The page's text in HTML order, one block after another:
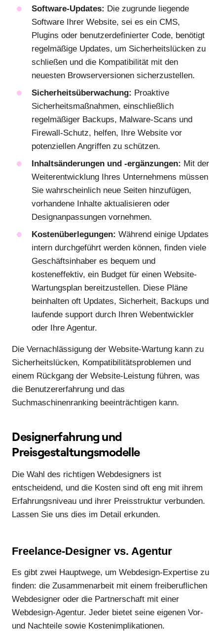
Software-Updates: Die zugrunde liegende
Software Ihrer Website, sei es ein CMS,
Plugins oder benutzerdefinierter Code, benötigt
regelmäßige Updates, um Sicherheitslücken zu
schließen und die Kompatibilität mit den
neuesten Browserversionen sicherzustellen.
Sicherheitsüberwachung: Proaktive
Sicherheitsmaßnahmen, einschließlich
regelmäßiger Backups, Malware-Scans und
Firewall-Schutz, helfen, Ihre Website vor
potenziellen Angriffen zu schützen.
Inhaltsänderungen und -ergänzungen: Mit der
Weiterentwicklung Ihres Unternehmens müssen
Sie wahrscheinlich neue Seiten hinzufügen,
vorhandene Inhalte aktualisieren oder
Designanpassungen vornehmen.
Kostenüberlegungen: Während einige Updates
intern durchgeführt werden können, finden viele
Geschäftsinhaber es bequem und
kosteneffektiv, ein Budget für einen Website-
Wartungsplan bereitzustellen. Diese Pläne
beinhalten oft Updates, Sicherheit, Backups und
laufende support durch Ihren Webentwickler
oder Ihre Agentur.
Die Vernachlässigung der Website-Wartung kann zu
Sicherheitslücken, Kompatibilitätsproblemen und
einem Rückgang der Website-Leistung führen, was
die Benutzererfahrung und das
Suchmaschinenranking beeinträchtigen kann.
Designerfahrung und
Preisgestaltungsmodelle
Die Wahl des richtigen Webdesigners ist
entscheidend, und die Kosten sind oft eng mit ihrem
Erfahrungsniveau und ihrer Preisstruktur verbunden.
Lassen Sie uns dies im Detail erkunden.
Freelance-Designer vs. Agentur
Es gibt zwei Hauptwege, um Webdesign-Expertise zu
finden: die Zusammenarbeit mit einem freiberuflichen
Webdesigner oder die Partnerschaft mit einer
Webdesign-Agentur. Jeder bietet seine eigenen Vor-
und Nachteile sowie Kostenimplikationen.